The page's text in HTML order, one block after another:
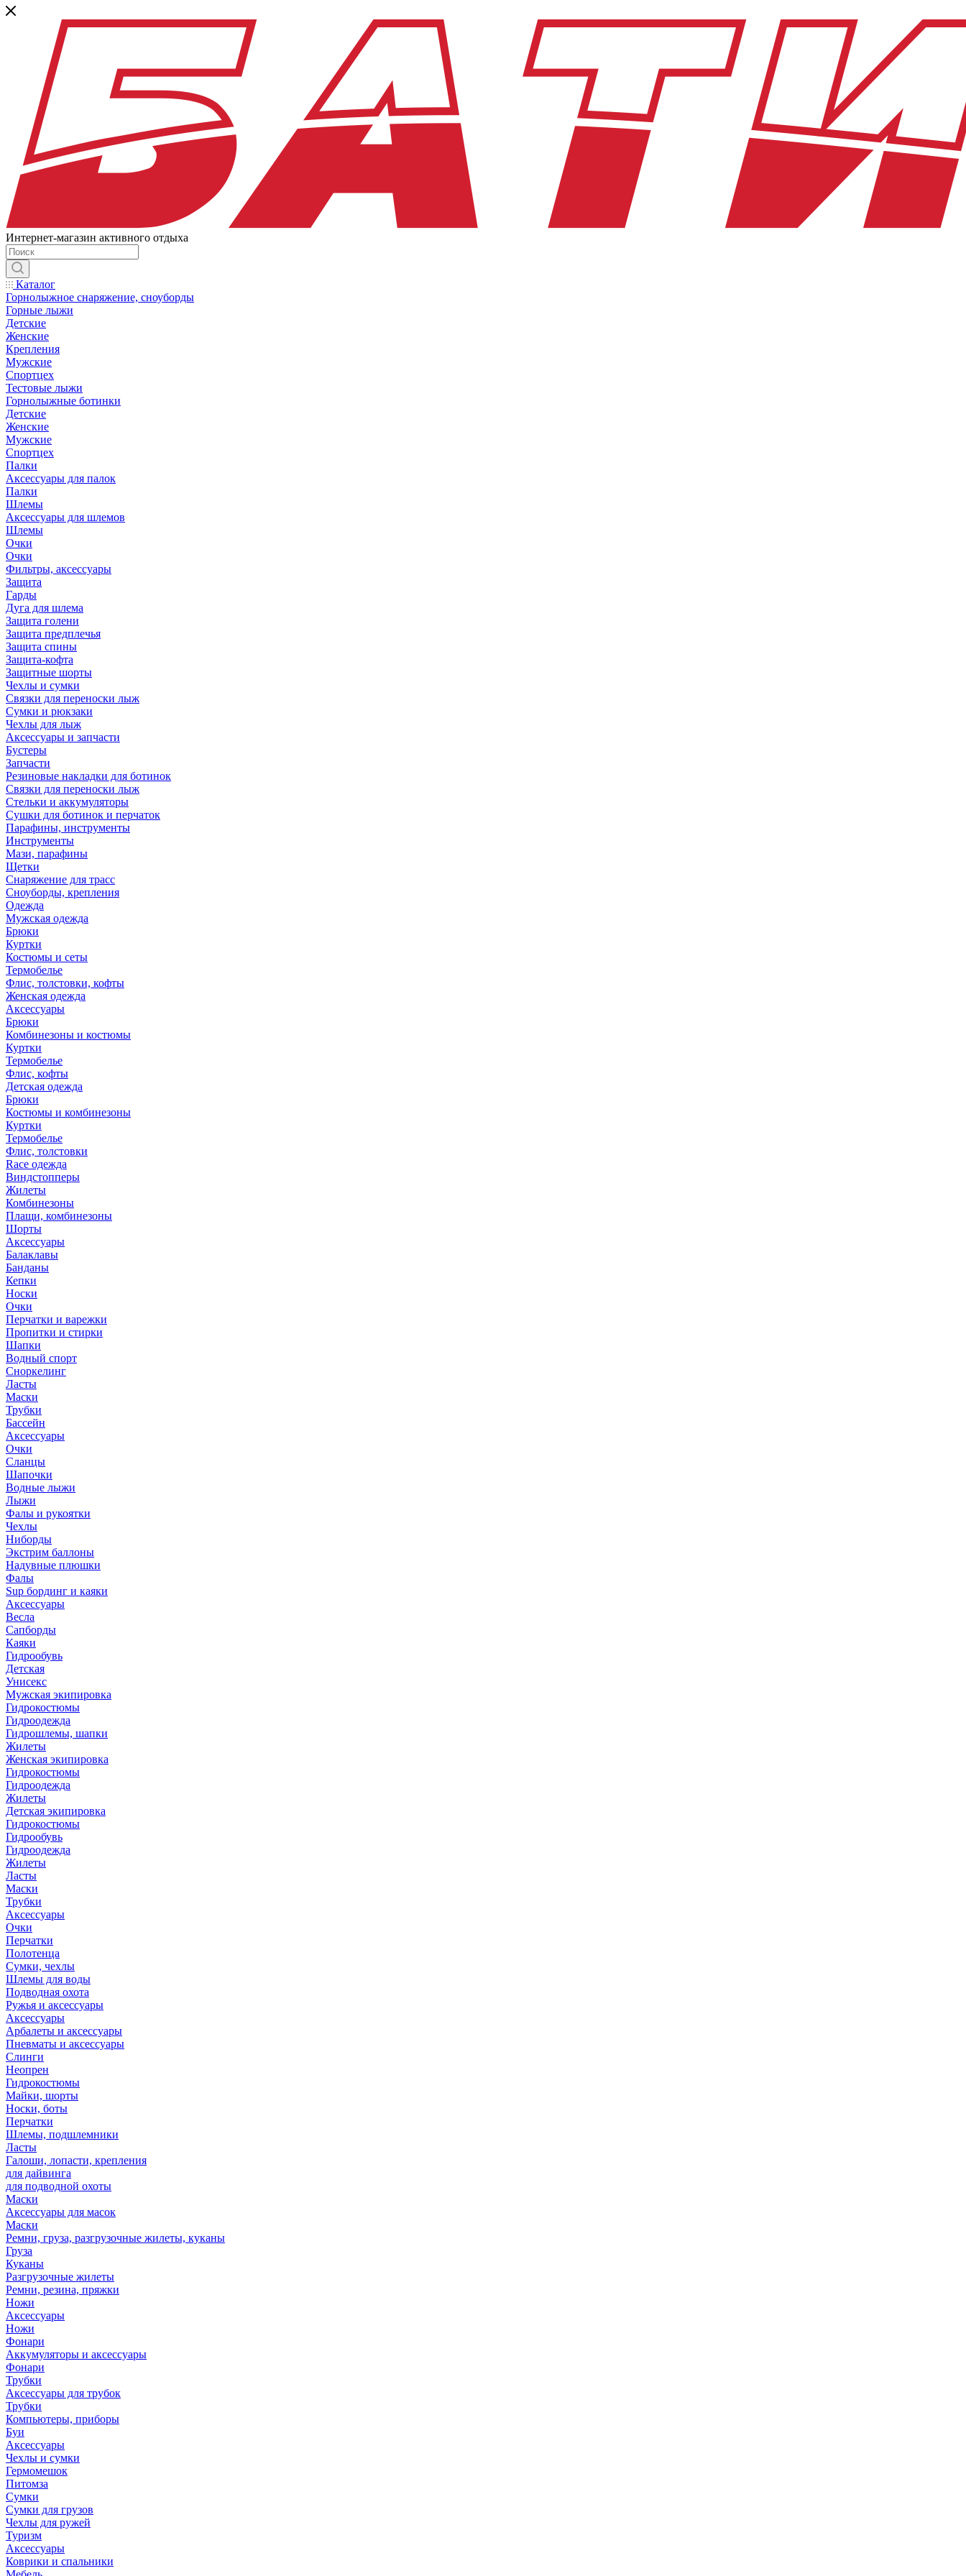
Интернет-магазин активного отдыха
Каталог
Горнолыжное снаряжение, сноуборды
Горные лыжи
Детские
Женские
Крепления
Мужские
Спортцех
Тестовые лыжи
Горнолыжные ботинки
Детские
Женские
Мужские
Спортцех
Палки
Аксессуары для палок
Палки
Шлемы
Аксессуары для шлемов
Шлемы
Очки
Очки
Фильтры, аксессуары
Защита
Гарды
Дуга для шлема
Защита голени
Защита предплечья
Защита спины
Защита-кофта
Защитные шорты
Чехлы и сумки
Связки для переноски лыж
Сумки и рюкзаки
Чехлы для лыж
Аксессуары и запчасти
Бустеры
Запчасти
Резиновые накладки для ботинок
Связки для переноски лыж
Стельки и аккумуляторы
Сушки для ботинок и перчаток
Парафины, инструменты
Инструменты
Мази, парафины
Щетки
Снаряжение для трасс
Сноуборды, крепления
Одежда
Мужская одежда
Брюки
Куртки
Костюмы и сеты
Термобелье
Флис, толстовки, кофты
Женская одежда
Аксессуары
Брюки
Комбинезоны и костюмы
Куртки
Термобелье
Флис, кофты
Детская одежда
Брюки
Костюмы и комбинезоны
Куртки
Термобелье
Флис, толстовки
Race одежда
Виндстопперы
Жилеты
Комбинезоны
Плащи, комбинезоны
Шорты
Аксессуары
Балаклавы
Банданы
Кепки
Носки
Очки
Перчатки и варежки
Пропитки и стирки
Шапки
Водный спорт
Сноркелинг
Ласты
Маски
Трубки
Бассейн
Аксессуары
Очки
Сланцы
Шапочки
Водные лыжи
Лыжи
Фалы и рукоятки
Чехлы
Ниборды
Экстрим баллоны
Надувные плюшки
Фалы
Sup бординг и каяки
Аксессуары
Весла
Сапборды
Каяки
Гидрообувь
Детская
Унисекс
Мужская экипировка
Гидрокостюмы
Гидроодежда
Гидрошлемы, шапки
Жилеты
Женская экипировка
Гидрокостюмы
Гидроодежда
Жилеты
Детская экипировка
Гидрокостюмы
Гидрообувь
Гидроодежда
Жилеты
Ласты
Маски
Трубки
Аксессуары
Очки
Перчатки
Полотенца
Сумки, чехлы
Шлемы для воды
Подводная охота
Ружья и аксессуары
Аксессуары
Арбалеты и аксессуары
Пневматы и аксессуары
Слинги
Неопрен
Гидрокостюмы
Майки, шорты
Носки, боты
Перчатки
Шлемы, подшлемники
Ласты
Галоши, лопасти, крепления
для дайвинга
для подводной охоты
Маски
Аксессуары для масок
Маски
Ремни, груза, разгрузочные жилеты, куканы
Груза
Куканы
Разгрузочные жилеты
Ремни, резина, пряжки
Ножи
Аксессуары
Ножи
Фонари
Аккумуляторы и аксессуары
Фонари
Трубки
Аксессуары для трубок
Трубки
Компьютеры, приборы
Буи
Аксессуары
Чехлы и сумки
Гермомешок
Питомза
Сумки
Сумки для грузов
Чехлы для ружей
Туризм
Аксессуары
Коврики и спальники